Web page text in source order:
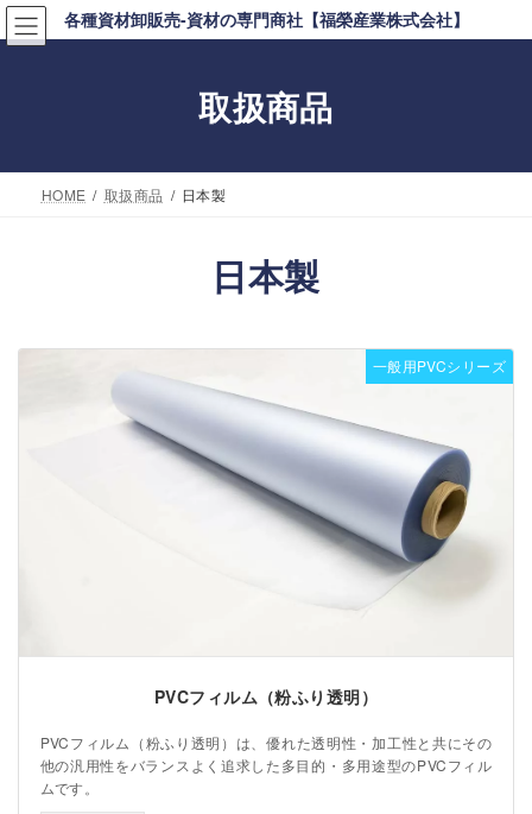
コ
ン
ナ
ビ
各種資材卸販売-資材の専門商社【福榮産業株式会社】
取扱商品
HOME 取扱商品 日本製
日本製
一般用PVCシリーズ
PVCフィルム（粉ふり透明）
PVCフィルム（粉ふり透明）は、優れた透明性・加工性と共にその
他の汎用性をバランスよく追求した多目的・多用途型のPVCフィル
ムです。